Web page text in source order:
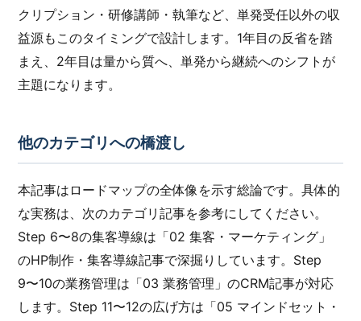
クリプション・研修講師・執筆など、単発受任以外の収
益源もこのタイミングで設計します。1年目の反省を踏
まえ、2年目は量から質へ、単発から継続へのシフトが
主題になります。
他のカテゴリへの橋渡し
本記事はロードマップの全体像を示す総論です。具体的
な実務は、次のカテゴリ記事を参考にしてください。
Step 6〜8の集客導線は「02 集客・マーケティング」
のHP制作・集客導線記事で深掘りしています。Step
9〜10の業務管理は「03 業務管理」のCRM記事が対応
します。Step 11〜12の広げ方は「05 マインドセット・